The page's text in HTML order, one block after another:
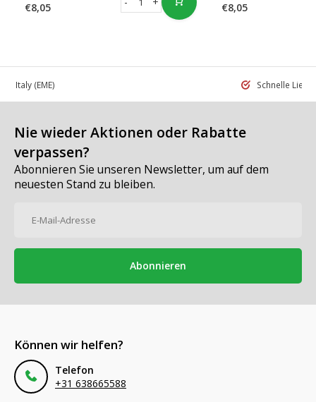
€8,05 €8,05
in Italy (EME) Schnelle
Nie wieder Aktionen oder Rabatte
verpassen?
Abonnieren Sie unseren Newsletter, um auf dem
neuesten Stand zu bleiben.
Abonnieren
Können wir helfen?
Telefon
+31 638665588